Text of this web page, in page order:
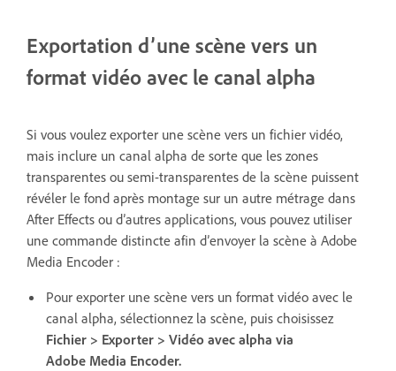
Exportation d’une scène vers un
format vidéo avec le canal alpha
Si vous voulez exporter une scène vers un fichier vidéo,
mais inclure un canal alpha de sorte que les zones
transparentes ou semi-transparentes de la scène puissent
révéler le fond après montage sur un autre métrage dans
After Effects ou d’autres applications, vous pouvez utiliser
une commande distincte afin d’envoyer la scène à Adobe
Media Encoder :
Pour exporter une scène vers un format vidéo avec le
canal alpha, sélectionnez la scène, puis choisissez
Fichier > Exporter > Vidéo avec alpha via
Adobe Media Encoder.